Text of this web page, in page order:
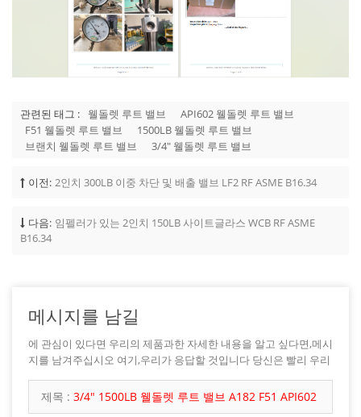
관련된 태그 : 웰돌렛 루트 밸브
API602 웰돌렛 루트 밸브
F51 웰돌렛 루트 밸브
1500LB 웰돌렛 루트 밸브
브랜치 웰돌렛 루트 밸브
3/4" 웰돌렛 루트 밸브
이전: 2인치 300LB 이중 차단 및 배출 밸브 LF2 RF ASME B16.34
다음: 임펠러가 있는 2인치 150LB 사이트글라스 WCB RF ASME
B16.34
메시지를 남길
에 관심이 있다면 우리의 제품과한 자세한 내용을 알고 싶다면,메시
지를 남겨주십시오 여기,우리가 응답할 것입니다 당신은 빨리 우리
제목 : 3/4" 1500LB 웰돌렛 루트 밸브 A182 F51 API602